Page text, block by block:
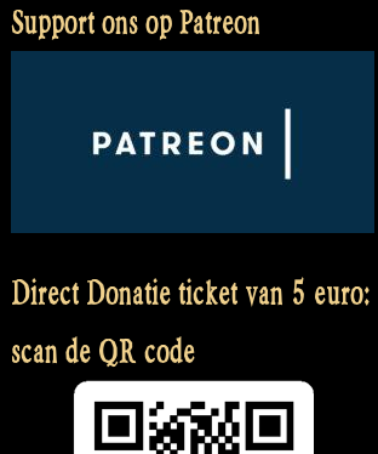
Support ons op Patreon
Direct Donatie ticket van 5 euro:
scan de QR code